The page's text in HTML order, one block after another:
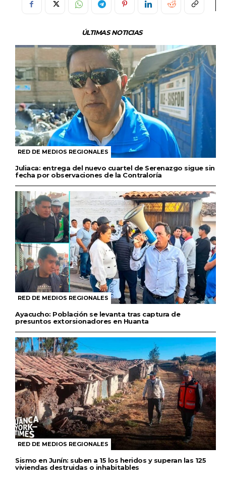
ÚLTIMAS NOTICIAS
RED DE MEDIOS REGIONALES
Juliaca: entrega del nuevo cuartel de Serenazgo sigue sin
fecha por observaciones de la Contraloría
RED DE MEDIOS REGIONALES
Ayacucho: Población se levanta tras captura de
presuntos extorsionadores en Huanta
RED DE MEDIOS REGIONALES
Sismo en Junín: suben a 15 los heridos y superan las 125
viviendas destruidas o inhabitables